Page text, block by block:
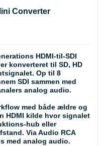
Converter
HDMI-til-SDI
konverteret til SD, HD
Op til 8
SDI sammen med
analog audio.
med både ældre og
HDMI kilde hvor signalet
hub eller
Via Audio RCA
med analog audio.